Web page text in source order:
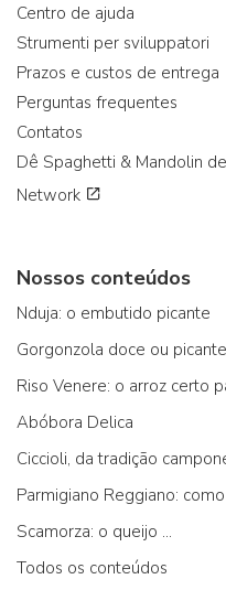
Centro de ajuda
Strumenti per sviluppatori
Prazos e custos de entrega
Perguntas frequentes
Contatos
Dê Spaghetti & Mandolin
Network
Nossos conteúdos
Nduja: o embutido picante
Gorgonzola doce ou
Riso Venere: o arroz certo
Abóbora Delica
Ciccioli, da tradição
Parmigiano Reggiano:
Scamorza: o queijo ...
Todos os conteúdos